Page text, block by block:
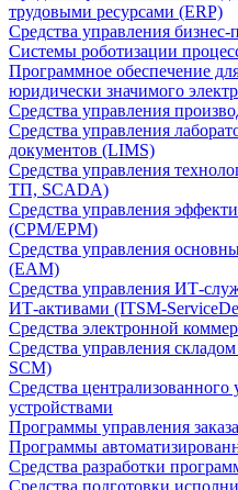
трудовыми ресурсами (ERP)
Средства управления
Системы роботизации
Программное обеспечение
юридически значимого
Средства управления
Средства управления
документов (LIMS)
Средства управления
ТП, SCADA)
Средства управления
(CPM/EPM)
Средства управления
(EAM)
Средства управления ИТ-
ИТ-активами (ITSM-
Средства электронной
Средства управления
SCM)
Средства
устройствами
Программы управления
Программы
Средства разработки
Средства подготовки